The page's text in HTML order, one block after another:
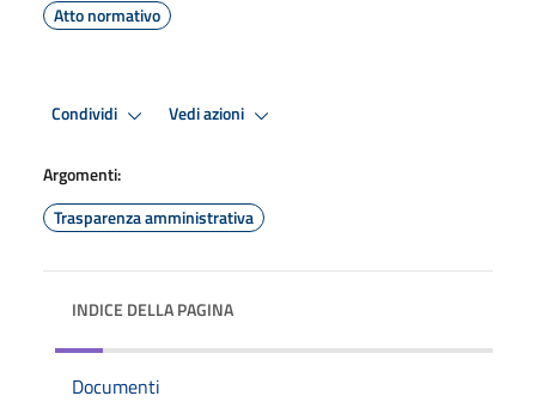
Atto normativo
Condividi Vedi azioni
Argomenti:
Trasparenza amministrativa
INDICE DELLA PAGINA
Documenti